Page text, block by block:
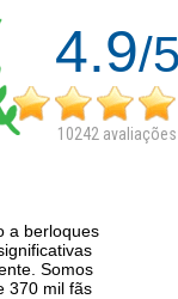
4.9/5
10242 avaliações
a berloques
Somos
370 mil fãs